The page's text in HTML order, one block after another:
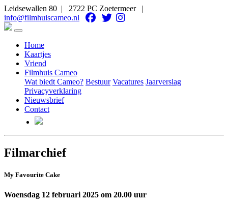
Leidsewallen 80 | 2722 PC Zoetermeer |
info@filmhuiscameo.nl
Home
Kaartjes
Vriend
Filmhuis Cameo
Wat biedt Cameo? Bestuur Vacatures Jaarverslag
Privacyverklaring
Nieuwsbrief
Contact
Filmarchief
My Favourite Cake
Woensdag 12 februari 2025 om 20.00 uur